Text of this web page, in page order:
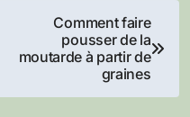
Comment faire
pousser de la
moutarde à partir de
graines